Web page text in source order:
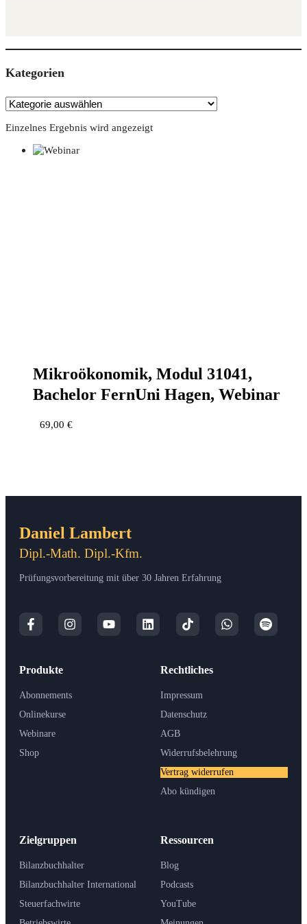
Kate­go­rien
Einzelnes Ergebnis wird angezeigt
Mikro­öko­no­mik, Modul 31041,
Bache­lor Fern­Uni Hagen, Webinar
69,00 €
Daniel Lambert
Dipl.-Math. Dipl.-Kfm.
Prüfungsvorbereitung mit über 30 Jahren Erfahrung
Produkte
Abonnements
Onlinekurse
Webinare
Shop
Zielgruppen
Bilanzbuchhalter
Bilanzbuchhalter International
Steuerfachwirte
Ressourcen
Blog
Podcasts
YouTube
Rechtliches
Impressum
Datenschutz
AGB
Widerrufsbelehrung
Vertrag widerrufen
Abo kündigen